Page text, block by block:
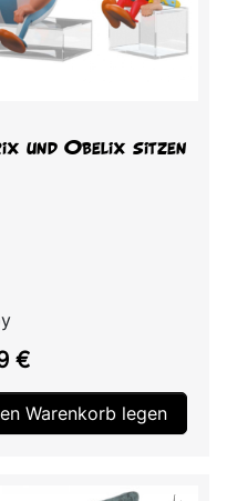
und Obelix sitzen
€
Warenkorb legen